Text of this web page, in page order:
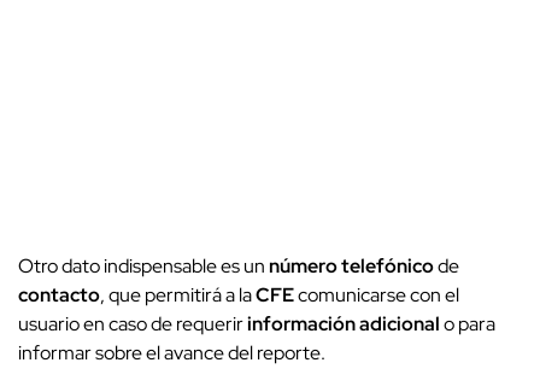
Otro dato indispensable es unnúmero telefónicode
contacto, que permitirá a laCFEcomunicarse con el
usuario en caso de requeririnformación adicionalo para
informar sobre el avance del reporte.